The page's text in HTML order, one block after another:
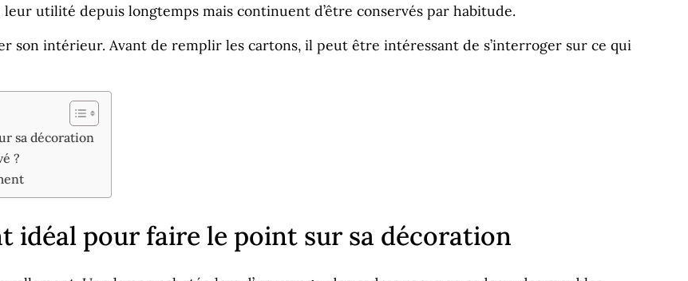
utilité depuis longtemps mais continuent d’être conservés par habitude.
son intérieur. Avant de remplir les cartons, il peut être intéressant de s’interroger sur ce qui
sa décoration
?
idéal pour faire le point sur sa décoration